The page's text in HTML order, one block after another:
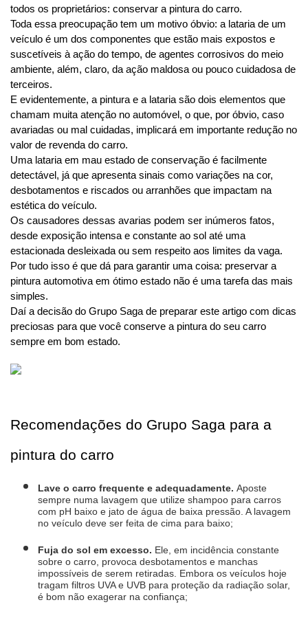
todos os proprietários: conservar a pintura do carro.
Toda essa preocupação tem um motivo óbvio: a lataria de um
veículo é um dos componentes que estão mais expostos e
suscetíveis à ação do tempo, de agentes corrosivos do meio
ambiente, além, claro, da ação maldosa ou pouco cuidadosa de
terceiros.
E evidentemente, a pintura e a lataria são dois elementos que
chamam muita atenção no automóvel, o que, por óbvio, caso
avariadas ou mal cuidadas, implicará em importante redução no
valor de revenda do carro.
Uma lataria em mau estado de conservação é facilmente
detectável, já que apresenta sinais como variações na cor,
desbotamentos e riscados ou arranhões que impactam na
estética do veículo.
Os causadores dessas avarias podem ser inúmeros fatos,
desde exposição intensa e constante ao sol até uma
estacionada desleixada ou sem respeito aos limites da vaga.
Por tudo isso é que dá para garantir uma coisa: preservar a
pintura automotiva em ótimo estado não é uma tarefa das mais
simples.
Daí a decisão do Grupo Saga de preparar este artigo com dicas
preciosas para que você conserve a pintura do seu carro
sempre em bom estado.
Recomendações do Grupo Saga para a
pintura do carro
Lave o carro frequente e adequadamente. Aposte
sempre numa lavagem que utilize shampoo para carros
com pH baixo e jato de água de baixa pressão. A lavagem
no veículo deve ser feita de cima para baixo;
Fuja do sol em excesso. Ele, em incidência constante
sobre o carro, provoca desbotamentos e manchas
impossíveis de serem retiradas. Embora os veículos hoje
tragam filtros UVA e UVB para proteção da radiação solar,
é bom não exagerar na confiança;